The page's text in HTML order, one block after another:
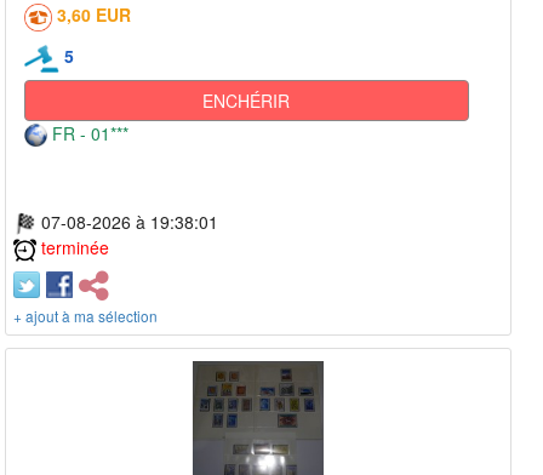
3,60 EUR
5
ENCHÉRIR
FR - 01***
07-08-2026 à 19:38:01
terminée
+ ajout à ma sélection